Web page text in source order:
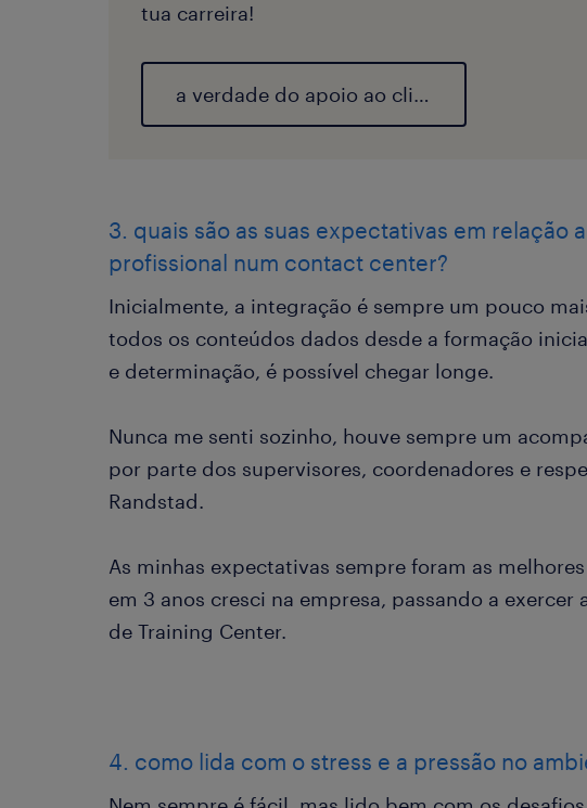
tua carreira!
a verdade do apoio ao cliente
3. quais são as suas expectativas em relação
profissional num contact center?
Inicialmente, a integração é sempre um pouco
todos os conteúdos dados desde a formação
e determinação, é possível chegar longe.
Nunca me senti sozinho, houve sempre um
por parte dos supervisores, coordenadores e
Randstad.
As minhas expectativas sempre foram as
em 3 anos cresci na empresa, passando a exercer
de Training Center.
4. como lida com o stress e a pressão no